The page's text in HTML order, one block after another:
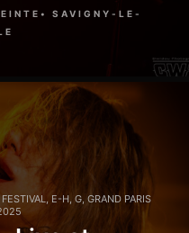
SAVIGNY-LE-
FESTIVAL, E-H, G, GRAND PARIS